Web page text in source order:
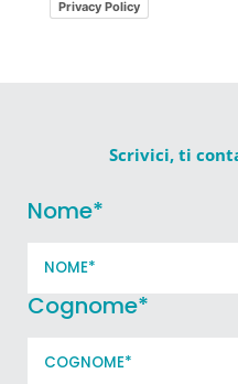
Privacy Policy
Scrivici, ti
Nome*
Cognome*